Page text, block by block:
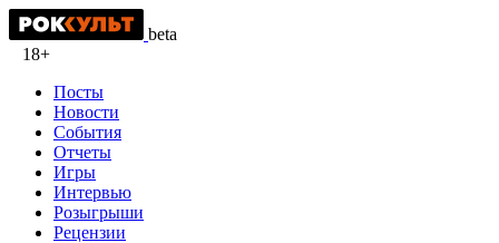
beta
18+
Посты
Новости
События
Отчеты
Игры
Интервью
Розыгрыши
Рецензии